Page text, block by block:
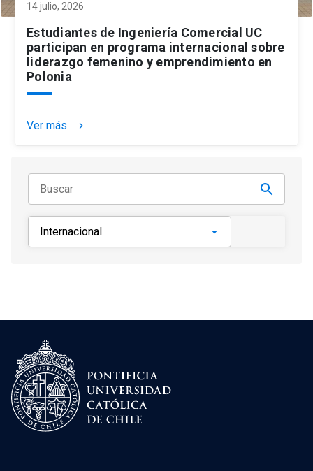
14 julio, 2026
Estudiantes de Ingeniería Comercial UC
participan en programa internacional sobre
liderazgo femenino y emprendimiento en
Polonia
Ver más keyboard_arrow_right